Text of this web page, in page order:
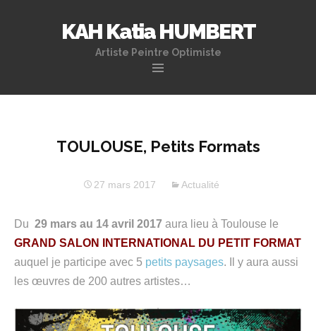
KAH Katia HUMBERT
Artiste Peintre Optimiste
principal
TOULOUSE, Petits Formats
27 mars 2017 Actualité
Du 29 mars au 14 avril 2017 aura lieu à Toulouse le
GRAND SALON INTERNATIONAL DU PETIT FORMAT
auquel je participe avec 5 petits paysages. Il y aura aussi
les œuvres de 200 autres artistes…